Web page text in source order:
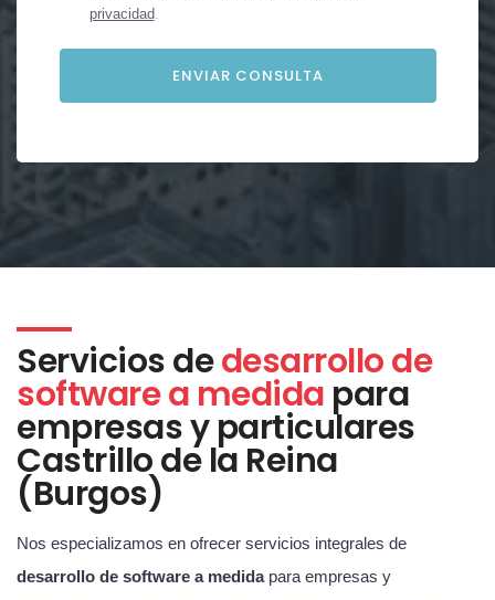
privacidad.
Servicios dedesarrollo de
software a medida para
empresas y particulares
Castrillo de la Reina
(Burgos)
Nos especializamos en ofrecer servicios integrales de
desarrollo de software a medidapara empresas y